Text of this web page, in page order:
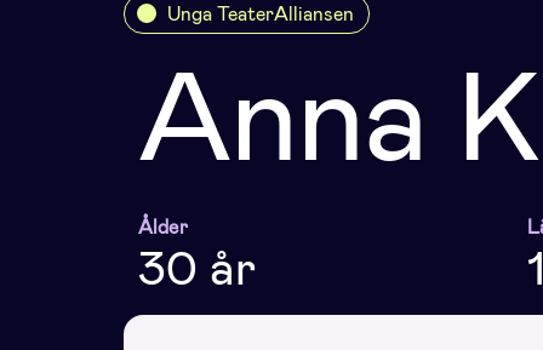
Unga TeaterAlliansen
Anna
Ålder
30 år